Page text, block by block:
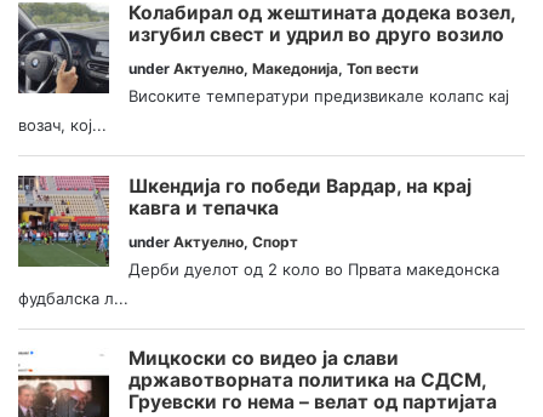
Колабирал од жештината додека возел,
изгубил свест и удрил во друго возило
under Актуелно, Македонија, Топ вести
Високите температури предизвикале колапс кај
возач, кој...
Шкендија го победи Вардар, на крај
кавга и тепачка
under Актуелно, Спорт
Дерби дуелот од 2 коло во Првата македонска
фудбалска л...
Мицкоски со видео ја слави
државотворната политика на СДСМ,
Груевски го нема – велат од партијата